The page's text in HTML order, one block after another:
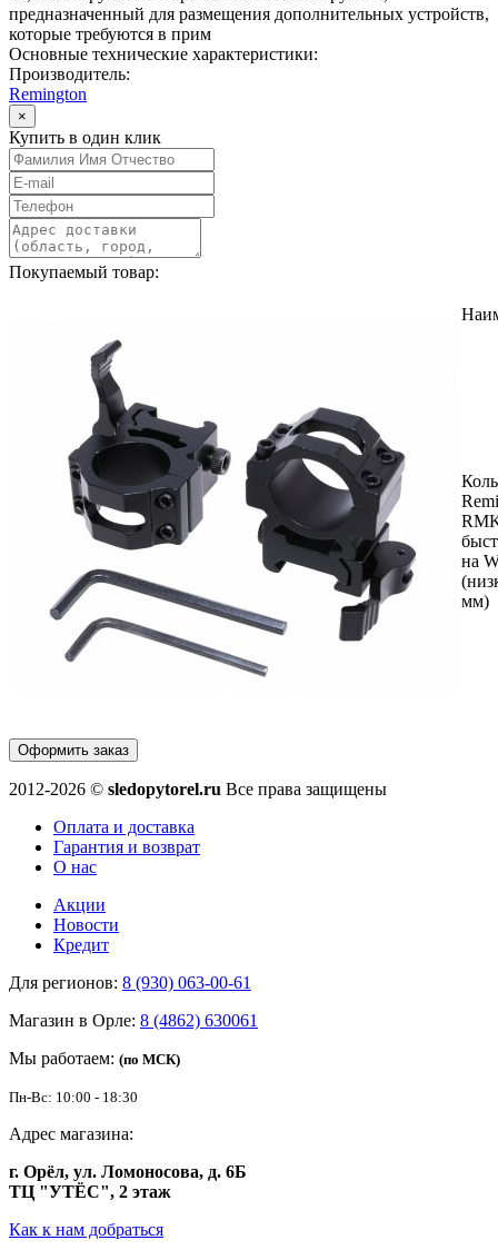
предназначенный для размещения дополнительных устройств,
которые требуются в прим
Основные технические характеристики:
Производитель:
Remington
×
Купить в один клик
Покупаемый товар:
на
мм)
Оформить заказ
2012-2026 © sledopytorel.ru Все права защищены
Оплата и доставка
Гарантия и возврат
О нас
Акции
Новости
Кредит
Для регионов: 8 (930) 063-00-61
Магазин в Орле: 8 (4862) 630061
Мы работаем: (по МСК)
Пн-Вс: 10:00 - 18:30
Адрес магазина:
г. Орёл, ул. Ломоносова, д. 6Б
ТЦ "УТЁС", 2 этаж
Как к нам добраться